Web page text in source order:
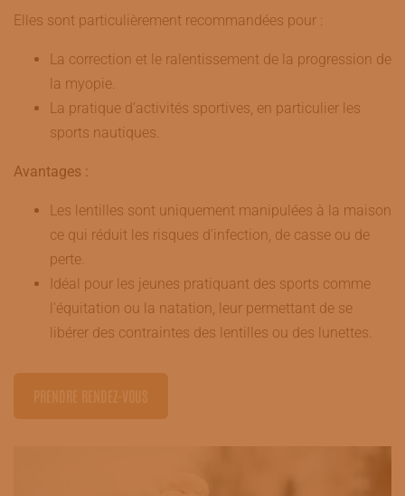
Elles sont particulièrement recommandées pour :
La correction et le ralentissement de la progression de
la myopie.
La pratique d’activités sportives, en particulier les
sports nautiques.
Avantages :
Les lentilles sont uniquement manipulées à la maison
ce qui réduit les risques d'infection, de casse ou de
perte.
Idéal pour les jeunes pratiquant des sports comme
l'équitation ou la natation, leur permettant de se
libérer des contraintes des lentilles ou des lunettes.
PRENDRE RENDEZ-VOUS